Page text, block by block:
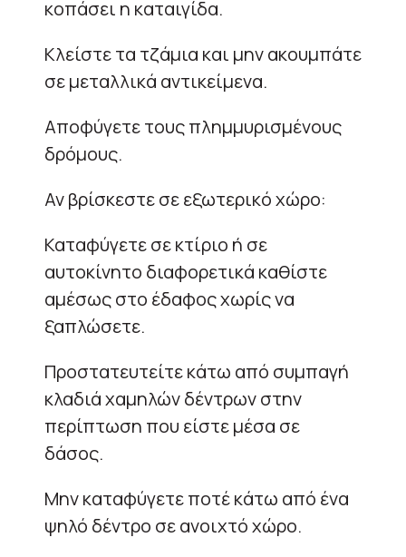
κοπάσει η καταιγίδα.
Κλείστε τα τζάμια και μην ακουμπάτε
σε μεταλλικά αντικείμενα.
Αποφύγετε τους πλημμυρισμένους
δρόμους.
Αν βρίσκεστε σε εξωτερικό χώρο:
Καταφύγετε σε κτίριο ή σε
αυτοκίνητο διαφορετικά καθίστε
αμέσως στο έδαφος χωρίς να
ξαπλώσετε.
Προστατευτείτε κάτω από συμπαγή
κλαδιά χαμηλών δέντρων στην
περίπτωση που είστε μέσα σε
δάσος.
Μην καταφύγετε ποτέ κάτω από ένα
ψηλό δέντρο σε ανοιχτό χώρο.